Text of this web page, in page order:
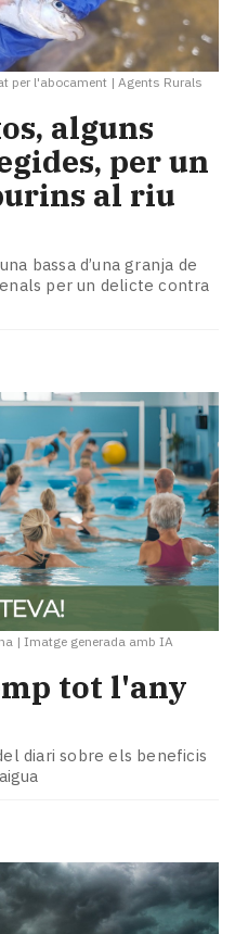
per l'abocament | Agents Rurals
alguns
per un
al riu
bassa d’una granja de
per un delicte contra
| Imatge generada amb IA
tot l'any
diari sobre els beneficis